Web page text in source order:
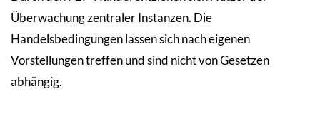
Überwachung zentraler Instanzen. Die
Handelsbedingungen lassen sich nach eigenen
Vorstellungen treffen und sind nicht von Gesetzen
abhängig.